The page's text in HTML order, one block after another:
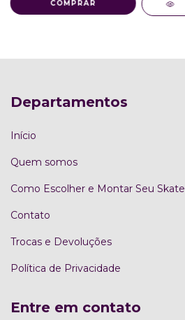
Departamentos
Início
Quem somos
Como Escolher e Montar Seu Skate
Contato
Trocas e Devoluções
Política de Privacidade
Entre em contato